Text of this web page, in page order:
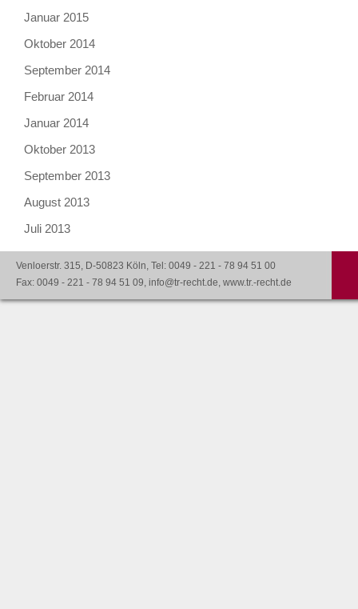
Januar 2015
Oktober 2014
September 2014
Februar 2014
Januar 2014
Oktober 2013
September 2013
August 2013
Juli 2013
Venloerstr. 315, D-50823 Köln, Tel: 0049 - 221 - 78 94 51 00
Fax: 0049 - 221 - 78 94 51 09, info@tr-recht.de, www.tr.-recht.de